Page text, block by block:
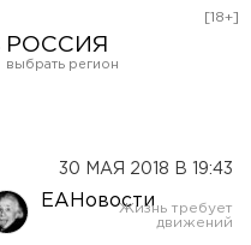
РОССИЯ
Оренбург
[18+]
30 МАЯ 2018 В 19:43
ЕАНовости